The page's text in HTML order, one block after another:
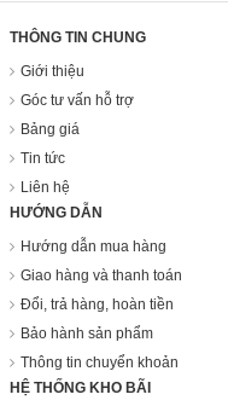
THÔNG TIN CHUNG
Giới thiệu
Góc tư vấn hỗ trợ
Bảng giá
Tin tức
Liên hệ
HƯỚNG DẪN
Hướng dẫn mua hàng
Giao hàng và thanh toán
Đổi, trả hàng, hoàn tiền
Bảo hành sản phẩm
Thông tin chuyển khoản
HỆ THỐNG KHO BÃI